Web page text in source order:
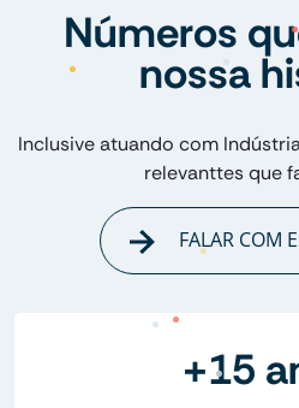
Números
nossa
Inclusive atuando com
relevanttes que
FALAR COM
+15